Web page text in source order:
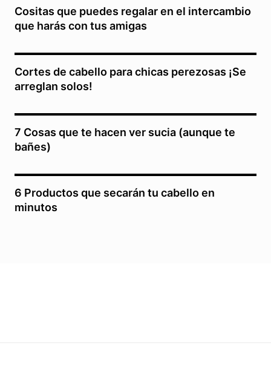
Cositas que puedes regalar en el intercambio
que harás con tus amigas
Cortes de cabello para chicas perezosas ¡Se
arreglan solos!
7 Cosas que te hacen ver sucia (aunque te
bañes)
6 Productos que secarán tu cabello en
minutos